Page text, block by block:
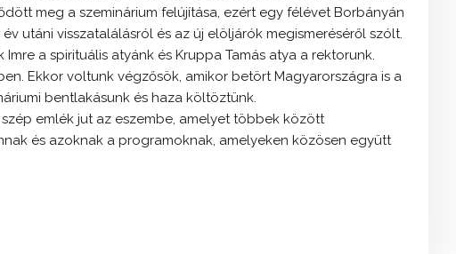
meg a szeminárium felújítása, ezért egy félévet Borbányán
utáni visszatalálásról és az új elöljárók megismeréséről szólt.
a spirituális atyánk és Kruppa Tamás atya a rektorunk.
Ekkor voltunk végzősök, amikor betört Magyarországra is a
bentlakásunk és haza költöztünk.
emlék jut az eszembe, amelyet többek között
és azoknak a programoknak, amelyeken közösen együtt